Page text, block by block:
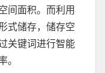
间面积。而利用
式储存，储存空
关键词进行智能